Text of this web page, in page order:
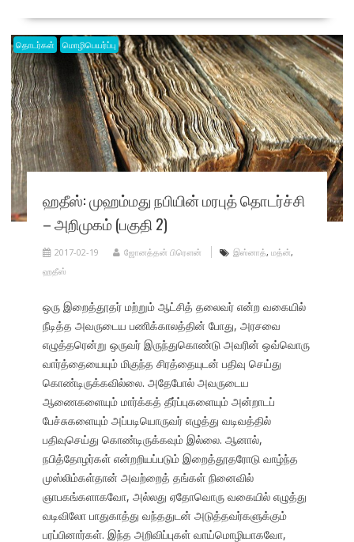
தொடர்கள் மொழிபெயர்ப்பு
ஹதீஸ்: முஹம்மது நபியின் மரபுத் தொடர்ச்சி
– அறிமுகம் (பகுதி 2)
2017-02-19 ஜோனத்தன் பிரௌன் இஸ்னாத், மத்ன்,
ஹதீஸ்
ஒரு இறைத்தூதர் மற்றும் ஆட்சித் தலைவர் என்ற வகையில்
நீடித்த அவருடைய பணிக்காலத்தின் போது, அரசவை
எழுத்தரென்று ஒருவர் இருந்துகொண்டு அவரின் ஒவ்வொரு
வார்த்தையையும் மிகுந்த சிரத்தையுடன் பதிவு செய்து
கொண்டிருக்கவில்லை. அதேபோல் அவருடைய
ஆணைகளையும் மார்க்கத் தீர்ப்புகளையும் அன்றாடப்
பேச்சுகளையும் அப்படியொருவர் எழுத்து வடிவத்தில்
பதிவுசெய்து கொண்டிருக்கவும் இல்லை. ஆனால்,
நபித்தோழர்கள் என்றறியப்படும் இறைத்தூதரோடு வாழ்ந்த
முஸ்லிம்கள்தான் அவற்றைத் தங்கள் நினைவில்
ஞாபகங்களாகவோ, அல்லது ஏதோவொரு வகையில் எழுத்து
வடிவிலோ பாதுகாத்து வந்ததுடன் அடுத்தவர்களுக்கும்
பரப்பினார்கள். இந்த அறிவிப்புகள் வாய்மொழியாகவோ,